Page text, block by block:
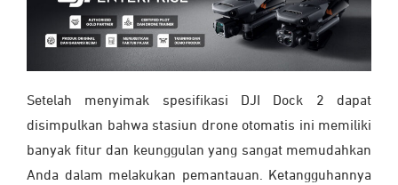
Setelah menyimak spesifikasi DJI Dock 2 dapat
disimpulkan bahwa stasiun drone otomatis ini memiliki
banyak fitur dan keunggulan yang sangat memudahkan
Anda dalam melakukan pemantauan. Ketangguhannya